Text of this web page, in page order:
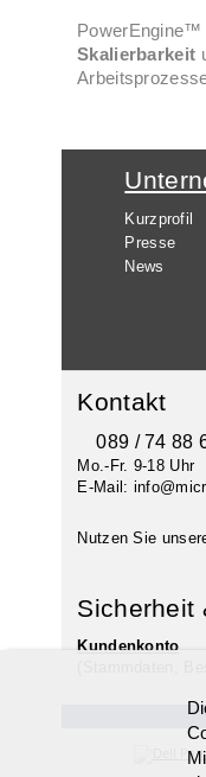
PowerEngine™
Skalierbarkeit
Kurzprofil
Presse
News
Kontakt
089 / 74 88
Mo.-Fr. 9-18 Uhr
E-Mail:
Nutzen Sie
Sicherheit
Kundenkonto